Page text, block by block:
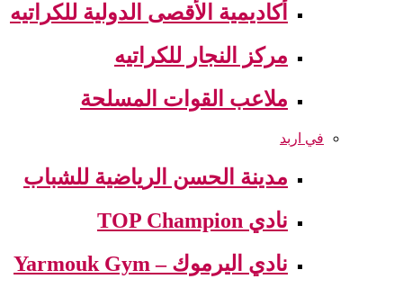
أكاديمية الأقصى الدولية للكراتيه
مركز النجار للكراتيه
ملاعب القوات المسلحة
في اربد
مدينة الحسن الرياضية للشباب
نادي TOP Champion
نادي اليرموك – Yarmouk Gym